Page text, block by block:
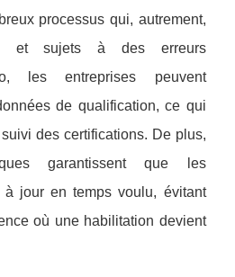
processus qui, autrement,
et sujets à des erreurs
les entreprises peuvent
de qualification, ce qui
des certifications. De plus,
garantissent que les
à jour en temps voulu, évitant
où une habilitation devient